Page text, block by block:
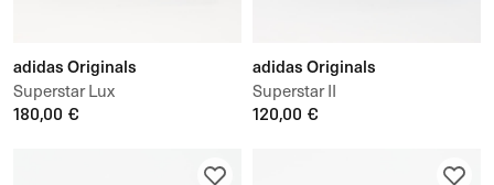
adidas Originals
Superstar Lux
180,00 €
adidas Originals
Superstar II
120,00 €